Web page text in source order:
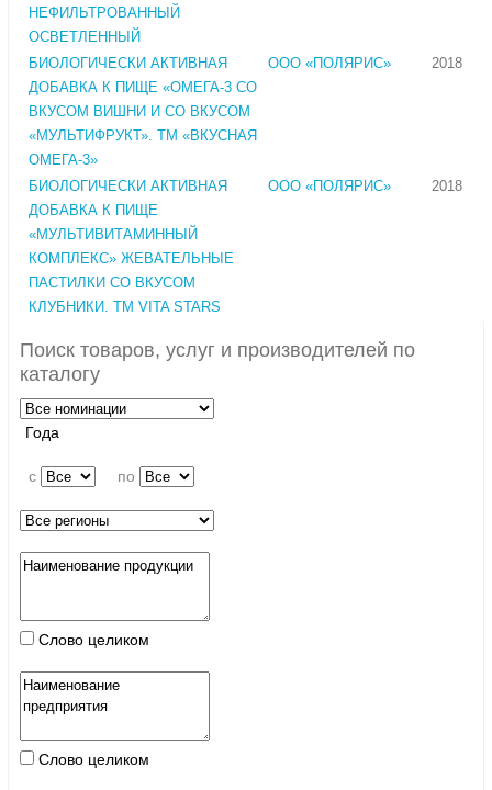
НЕФИЛЬТРОВАННЫЙ
ОСВЕТЛЕННЫЙ
БИОЛОГИЧЕСКИ АКТИВНАЯ
ДОБАВКА К ПИЩЕ «ОМЕГА-3 СО
ВКУСОМ ВИШНИ И СО ВКУСОМ
«МУЛЬТИФРУКТ». ТМ «ВКУСНАЯ
ОМЕГА-3»
ООО «ПОЛЯРИС» 2018
БИОЛОГИЧЕСКИ АКТИВНАЯ
ДОБАВКА К ПИЩЕ
«МУЛЬТИВИТАМИННЫЙ
КОМПЛЕКС» ЖЕВАТЕЛЬНЫЕ
ПАСТИЛКИ СО ВКУСОМ
КЛУБНИКИ. ТМ VITA STARS
ООО «ПОЛЯРИС» 2018
Поиск товаров, услуг и производителей по
каталогу
Года
c по
Слово целиком
Слово целиком